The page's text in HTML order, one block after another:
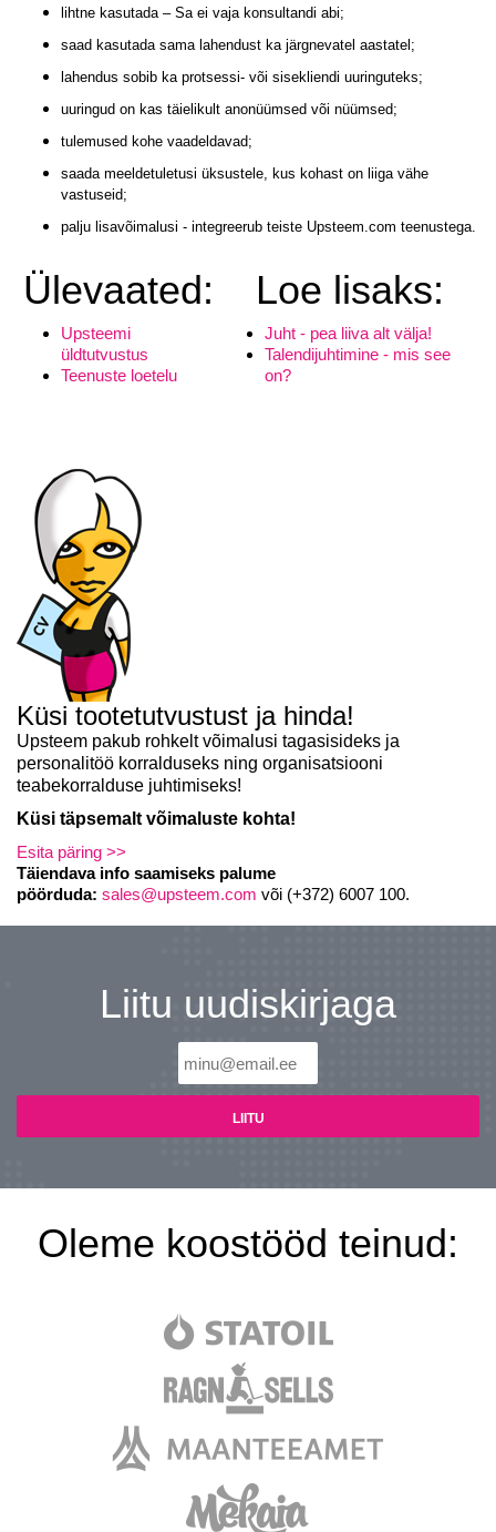
lihtne kasutada – Sa ei vaja konsultandi abi;
saad kasutada sama lahendust ka järgnevatel aastatel;
lahendus sobib ka protsessi- või sisekliendi uuringuteks;
uuringud on kas täielikult anonüümsed või nüümsed;
tulemused kohe vaadeldavad;
saada meeldetuletusi üksustele, kus kohast on liiga vähe
vastuseid;
palju lisavõimalusi - integreerub teiste Upsteem.com teenustega.
Ülevaated: Loe lisaks:
Upsteemi
üldtutvustus
Teenuste loetelu
Juht - pea liiva alt välja!
Talendijuhtimine - mis see
on?
Küsi tootetutvustust ja hinda!
Upsteem pakub rohkelt võimalusi tagasisideks ja
personalitöö korralduseks ning organisatsiooni
teabekorralduse juhtimiseks!
Küsi täpsemalt võimaluste kohta!
Esita päring >>
Täiendava info saamiseks palume
pöörduda: sales@upsteem.com või (+372) 6007 100.
Liitu uudiskirjaga
Oleme koostööd teinud: